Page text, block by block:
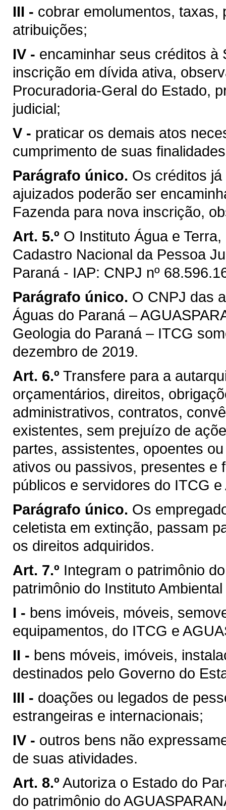
III - cobrar emolumentos,
atribuições;
IV - encaminhar seus créditos à
inscrição em dívida ativa,
Procuradoria-Geral do Estado,
judicial;
V - praticar os demais atos
cumprimento de suas
Parágrafo único. Os créditos
ajuizados poderão ser
Fazenda para nova inscrição,
Art. 5.º O Instituto Água e
Cadastro Nacional da Pessoa
Paraná - IAP: CNPJ nº
Parágrafo único. O CNPJ das
Águas do Paraná –
Geologia do Paraná – ITCG
dezembro de 2019.
Art. 6.º Transfere para a
orçamentários, direitos,
administrativos, contratos,
existentes, sem prejuízo de
partes, assistentes, opoentes
ativos ou passivos, presentes e
públicos e servidores do ITCG e
Parágrafo único. Os
celetista em extinção, passam
os direitos adquiridos.
Art. 7.º Integram o patrimônio
patrimônio do Instituto
I - bens imóveis, móveis,
equipamentos, do ITCG e
II - bens móveis, imóveis,
destinados pelo Governo do
III - doações ou legados de
estrangeiras e internacionais;
IV - outros bens não
de suas atividades.
Art. 8.º Autoriza o Estado do
do patrimônio do